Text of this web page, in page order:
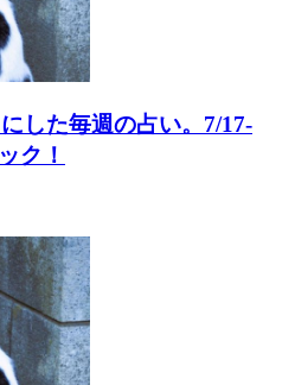
した毎週の占い。7/17-
ク！